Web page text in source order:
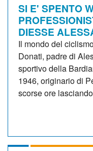
SI E' SPENTO
DIESSE
Il mondo del
Donati, padre di
sportivo della
1946, originario di
scorse ore